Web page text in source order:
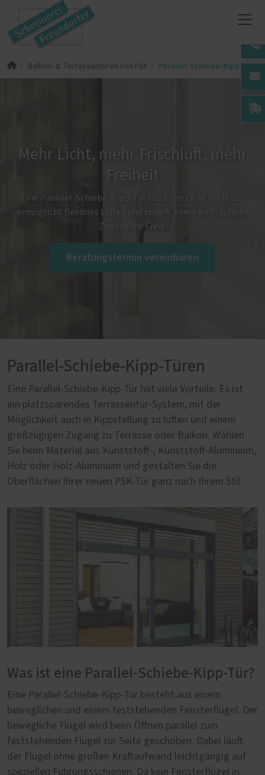
Balkon- & Terrassentüren von PaX Parallel-Schiebe-Kipp-Türen
Mehr Licht, mehr Frischluft, mehr
Freiheit
Eine Parallel-Schiebe-Kipp-Tür lässt viel Licht ins Haus,
ermöglicht flexibles Lüften und schafft einen weitläufigen
Zugang ins Freie.
Beratungstermin vereinbaren
Parallel-Schiebe-Kipp-Türen
Eine Parallel-Schiebe-Kipp-Tür hat viele Vorteile: Es ist
ein platzsparendes Terrassentür-System, mit der
Möglichkeit auch in Kippstellung zu lüften und einem
großzügigen Zugang zu Terrasse oder Balkon. Wählen
Sie beim Material aus Kunststoff-, Kunststoff-Aluminium,
Holz oder Holz-Aluminium und gestalten Sie die
Oberflächen Ihrer neuen PSK-Tür ganz nach Ihrem Stil.
Was ist eine Parallel-Schiebe-Kipp-Tür?
Eine Parallel-Schiebe-Kipp-Tür besteht aus einem
beweglichen und einem feststehenden Fensterflügel. Der
bewegliche Flügel wird beim Öffnen parallel zum
feststehenden Flügel zur Seite geschoben. Dabei läuft
der Flügel ohne großen Kraftaufwand leichtgängig auf
speziellen Führungsschienen. Da kein Fensterflügel in